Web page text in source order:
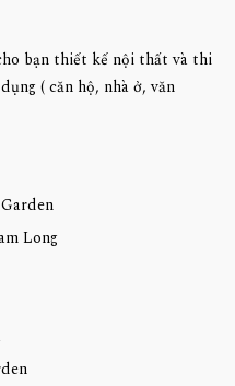
bạn thiết kế nội thất và thi
( căn hộ, nhà ở, văn
Long